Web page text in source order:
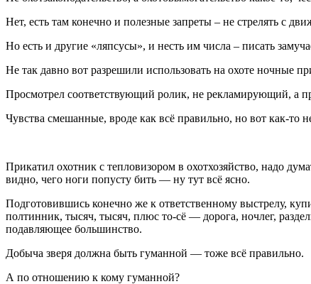
Нет, есть там конечно и полезные запреты – не стрелять с
Но есть и другие «ляпсусы», и несть им числа – писать
Не так давно вот разрешили использовать на охоте ночные
Просмотрел соответствующий ролик, не рекламирующий, а
Чувства смешанные, вроде как всё правильно, но вот как-то
Прикатил охотник с тепловизором в охотхозяйство, надо
видно, чего ноги попусту бить — ну тут всё ясно.
Подготовившись конечно же к ответственному выстрелу,
полтинник, тысяч, тысяч, плюс то-сё — дорога, ночлег,
подавляющее большинство.
Добыча зверя должна быть гуманной — тоже всё правильно.
А по отношению к кому гуманной?